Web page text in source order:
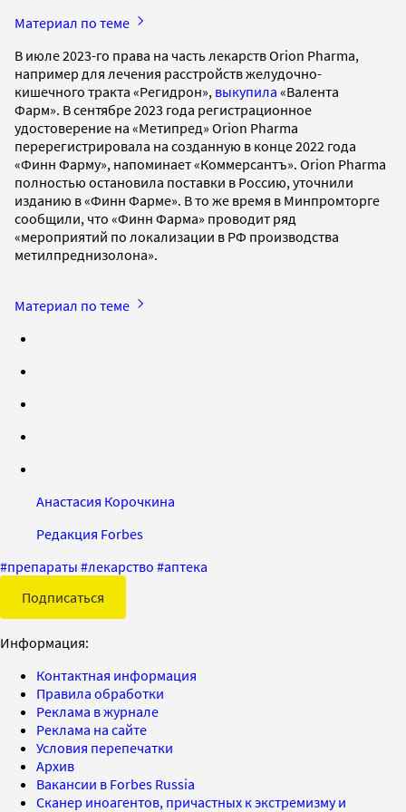
Материал по теме
В июле 2023-го права на часть лекарств Orion Pharma,
например для лечения расстройств желудочно-
кишечного тракта «Регидрон», выкупила «Валента
Фарм». В сентябре 2023 года регистрационное
удостоверение на «Метипред» Orion Pharma
перерегистрировала на созданную в конце 2022 года
«Финн Фарму», напоминает «Коммерсантъ». Orion Pharma
полностью остановила поставки в Россию, уточнили
изданию в «Финн Фарме». В то же время в Минпромторге
сообщили, что «Финн Фарма» проводит ряд
«мероприятий по локализации в РФ производства
метилпреднизолона».
Материал по теме
Анастасия Корочкина
Редакция Forbes
#препараты #лекарство #аптека
Подписаться
Информация:
Контактная информация
Правила обработки
Реклама в журнале
Реклама на сайте
Условия перепечатки
Архив
Вакансии в Forbes Russia
Сканер иноагентов, причастных к экстремизму и